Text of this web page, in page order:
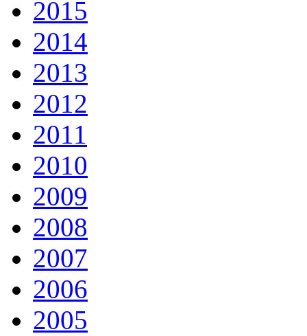
2015
2014
2013
2012
2011
2010
2009
2008
2007
2006
2005